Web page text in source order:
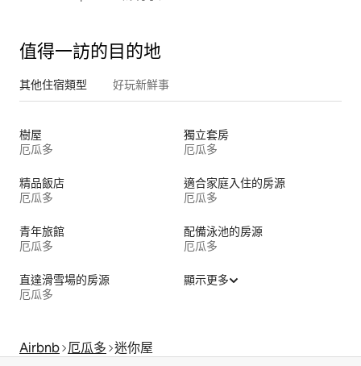
值得一訪的目的地
其他住宿類型 好玩新鮮事
樹屋
厄瓜多
獨立套房
厄瓜多
精品飯店
厄瓜多
適合家庭入住的房源
厄瓜多
青年旅館
厄瓜多
配備泳池的房源
厄瓜多
直達滑雪場的房源
厄瓜多
顯示更多
Airbnb 厄瓜多 迷你屋